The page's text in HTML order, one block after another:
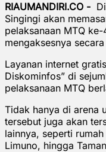
RIAUMANDIRI.CO -
Singingi akan
pelaksanaan MTQ
mengaksesnya
Layanan internet
Diskominfos” di
pelaksanaan MTQ
Tidak hanya di arena
tersebut juga akan
lainnya, seperti
Limuno, hingga